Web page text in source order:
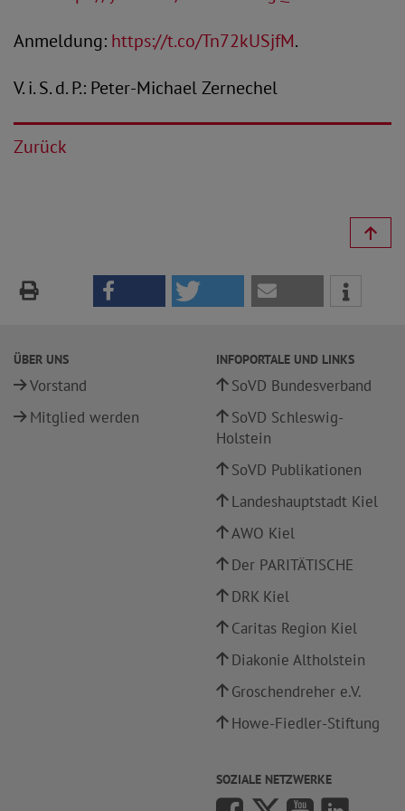
Anmeldung: https://t.co/Tn72kUSjfM.
V. i. S. d. P.: Peter-Michael Zernechel
Zurück
ÜBER UNS
Vorstand
Mitglied werden
INFOPORTALE UND LINKS
SoVD Bundesverband
SoVD Schleswig-
Holstein
SoVD Publikationen
Landeshauptstadt Kiel
AWO Kiel
Der PARITÄTISCHE
DRK Kiel
Caritas Region Kiel
Diakonie Altholstein
Groschendreher e.V.
Howe-Fiedler-Stiftung
SOZIALE NETZWERKE